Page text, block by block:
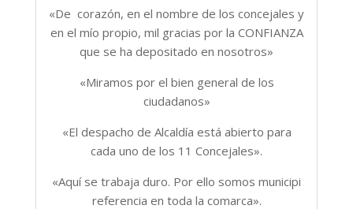
«De corazón, en el nombre de los concejales y
en el mío propio, mil gracias por la CONFIANZA
que se ha depositado en nosotros»
«Miramos por el bien general de los
ciudadanos»
«El despacho de Alcaldía está abierto para
cada uno de los 11 Concejales».
«Aquí se trabaja duro. Por ello somos municipi
referencia en toda la comarca».